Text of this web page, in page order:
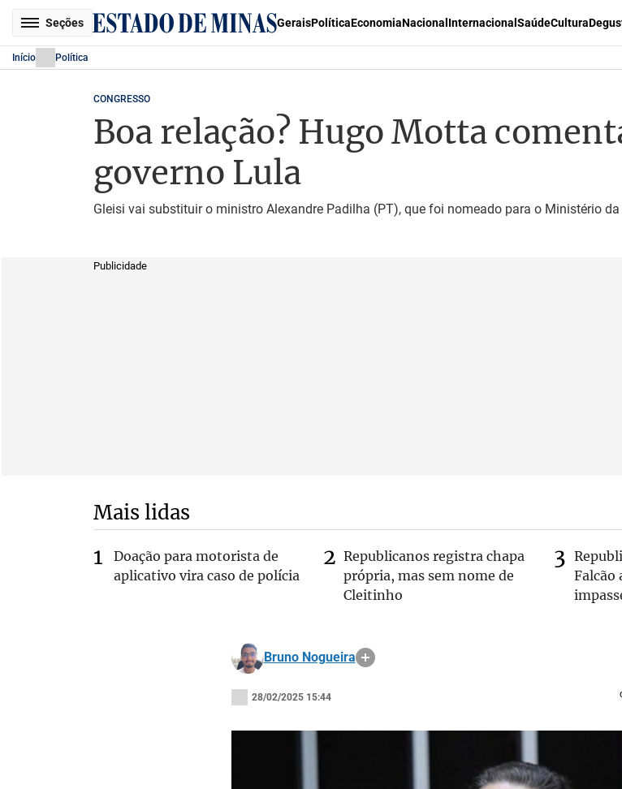
Seções GeraisPolíticaEconomiaNacional Internacional SaúdeCultura
Início Política
CONGRESSO
Boa relação? Hugo Motta
governo Lula
Gleisi vai substituir o ministro Alexandre Padilha (PT), que foi nomeado para o Ministério
Publicidade
Mais lidas
Doação para motorista de
aplicativo vira caso de polícia
Republicanos registra chapa
própria, mas sem nome de
Cleitinho
Falcão
Bruno Nogueira
28/02/2025 15:44